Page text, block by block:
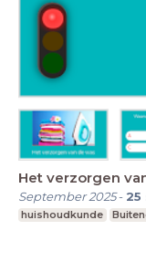
Het verzorgen
September 2025- 25
huishoudkunde